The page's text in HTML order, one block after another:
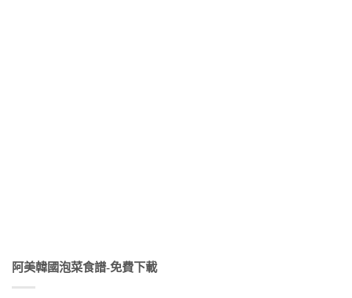
阿美韓國泡菜食譜-免費下載